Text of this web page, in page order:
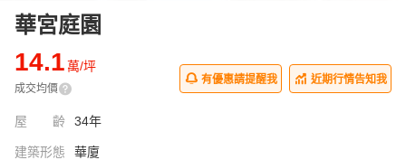
華宮庭園
14.1萬/坪
成交均價
有優惠請提醒我 近期行情告知我
屋齡 34年
建築形態 華廈